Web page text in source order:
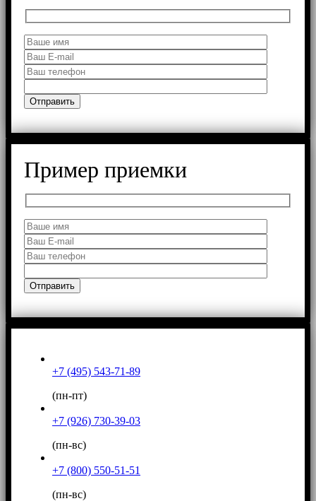
Пример приемки
+7 (495) 543-71-89
(пн-пт)
+7 (926) 730-39-03
(пн-вс)
+7 (800) 550-51-51
(пн-вс)